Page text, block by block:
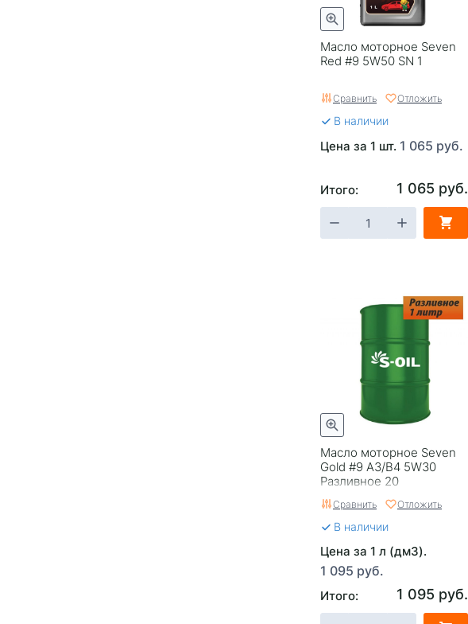
Масло моторное Seven
Red #9 5W50 SN 1
Сравнить Отложить
В наличии
Цена за 1 шт. 1 065 руб.
Итого: 1 065 руб.
Масло моторное Seven
Gold #9 A3/B4 5W30
Разливное 20
Сравнить Отложить
В наличии
Цена за 1 л (дм3).
1 095 руб.
Итого: 1 095 руб.